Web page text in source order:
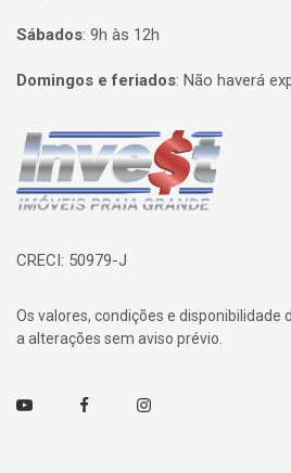
Sábados: 9h às 12h
Domingos e feriados: Não haverá
Página inicial
CRECI: 50979-J
Os valores, condições e disponibilidade
a alterações sem aviso prévio.
Youtube FacebookInstagram